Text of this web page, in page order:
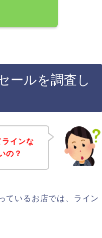
ールを調査し
インな
の？
ているお店では、ライン